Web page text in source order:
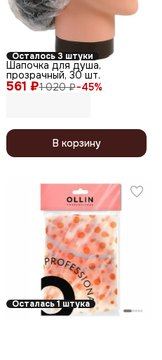
Осталось 3 штуки
561 ₽1 020 ₽−45%
Шапочка для душа,
прозрачный, 30 шт.
В корзину
Осталась 1 штука